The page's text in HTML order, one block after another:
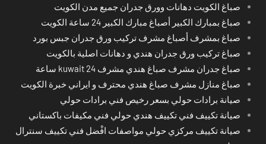
صباغ الكويت دهانات وورق جدران جميع مدن الكويت
صباغ بمبارك الكبير أصباغ مبارك الكبير 24 ساعة الكويت
صباغ بمشرف أصباغ مشرف تركيب ورق جدران جبس بورد
صباغ تركيب ورق جدران هندي و دهانات اصلية بالكويت
صباغ جدران مشرف صباغ هندي مشرف kuwait 24 ساعة
صباغ منازل مشرف صباغ هندي محترف و ايراني خبرة الكويت
صيانة برادات حولي بسعر رخيص فني برادات حولي
صيانة تكييف فني تكييف هندي حولي فني مكيفات باكستاني
صيانة تكييف مركزي حولي مواصفات افْضل فني تكييف سنترال